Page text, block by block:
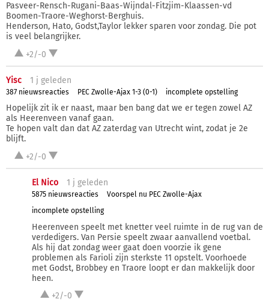
Pasveer-Rensch-Rugani-Baas-Wijndal-Fitzjim-Klaassen-vd
Boomen-Traore-Weghorst-Berghuis.
Henderson, Hato, Godst,Taylor lekker sparen voor zondag. Die pot
is veel belangrijker.
+2/-0
Yisc 1 j geleden
387 nieuwsreacties PEC Zwolle-Ajax 1-3 (0-1) incomplete opstelling
Hopelijk zit ik er naast, maar ben bang dat we er tegen zowel AZ
als Heerenveen vanaf gaan.
Te hopen valt dan dat AZ zaterdag van Utrecht wint, zodat je 2e
blijft.
+2/-0
El Nico 1 j geleden
5875 nieuwsreacties
Voorspel nu PEC Zwolle-Ajax
incomplete opstelling
Heerenveen speelt met knetter veel ruimte in de rug van de
verdedigers. Van Persie speelt zwaar aanvallend voetbal.
Als hij dat zondag weer gaat doen voorzie ik gene
problemen als Farioli zijn sterkste 11 opstelt. Voorhoede
met Godst, Brobbey en Traore loopt er dan makkelijk door
heen.
+2/-0